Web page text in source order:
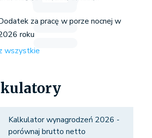
za pracę w porze nocnej w
roku
wszystkie
Kalkulator wynagrodzeń 2026 -
porównaj brutto netto